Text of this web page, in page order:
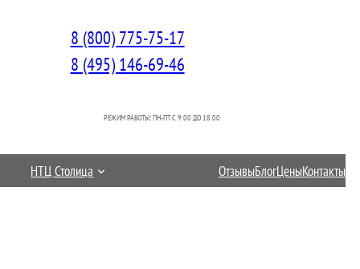
8 (800) 775-75-17
8 (495) 146-69-46
РЕЖИМ РАБОТЫ: ПН-ПТ C 9.00 ДО 18.00
НТЦ Столица ОтзывыБлогЦеныКонтакты